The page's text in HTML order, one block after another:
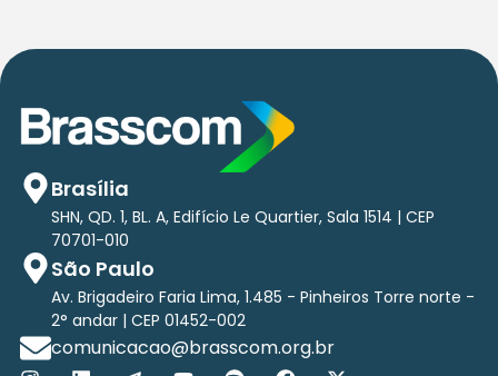
Brasília
SHN, QD. 1, BL. A, Edifício Le Quartier, Sala 1514 | CEP
70701-010
São Paulo
Av. Brigadeiro Faria Lima, 1.485 - Pinheiros Torre norte -
2° andar | CEP 01452-002
comunicacao@brasscom.org.br